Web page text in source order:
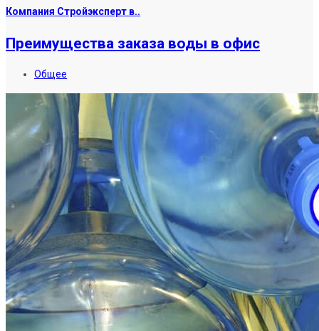
Компания Стройэксперт в..
Преимущества заказа воды в офис
Общее